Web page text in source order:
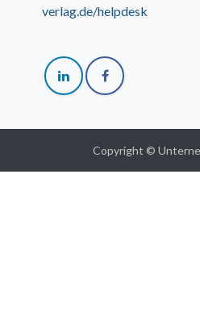
verlag.de/helpdesk
Copyright ©